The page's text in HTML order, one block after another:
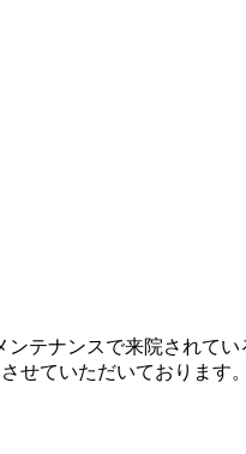
テナンスで来院されてい
せていただいております。